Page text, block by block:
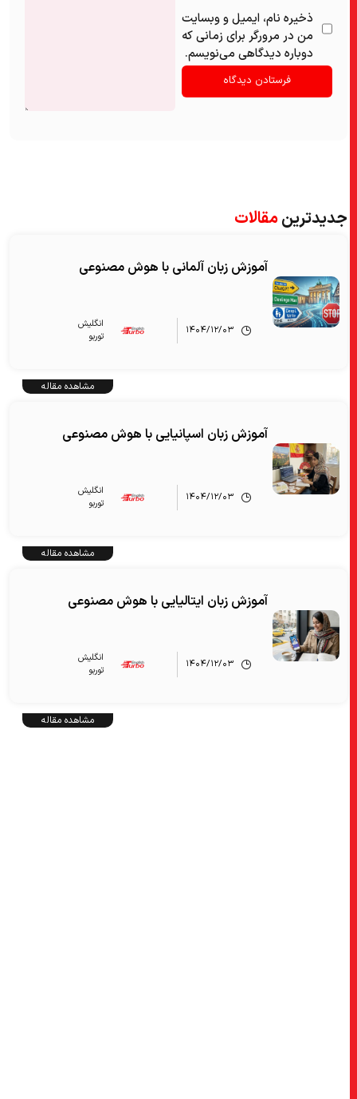
ذخیره نام، ایمیل و وبسایت
من در مرورگر برای زمانی که
دوباره دیدگاهی می‌نویسم.
جدیدترینمقالات
آموزش زبان آلمانی با هوش مصنوعی
۱۴۰۴/۱۲/۰۳
انگلیش‌
توربو
مشاهده مقاله
آموزش زبان اسپانیایی با هوش مصنوعی
۱۴۰۴/۱۲/۰۳
انگلیش‌
توربو
مشاهده مقاله
آموزش زبان ایتالیایی با هوش مصنوعی
۱۴۰۴/۱۲/۰۳
انگلیش‌
توربو
مشاهده مقاله